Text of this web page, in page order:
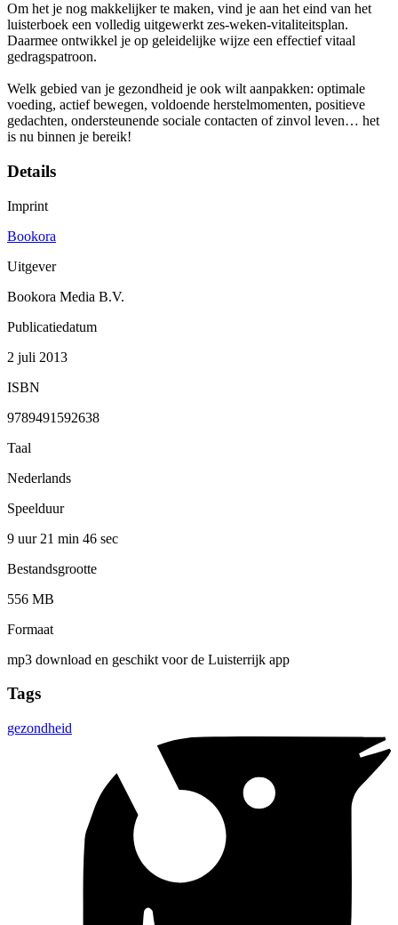
Om het je nog makkelijker te maken, vind je aan het eind van het
luisterboek een volledig uitgewerkt zes-weken-vitaliteitsplan.
Daarmee ontwikkel je op geleidelijke wijze een effectief vitaal
gedragspatroon.
Welk gebied van je gezondheid je ook wilt aanpakken: optimale
voeding, actief bewegen, voldoende herstelmomenten, positieve
gedachten, onder­steunende sociale contacten of zinvol leven… het
is nu binnen je bereik!
Details
Imprint
Bookora
Uitgever
Bookora Media B.V.
Publicatiedatum
2 juli 2013
ISBN
9789491592638
Taal
Nederlands
Speelduur
9 uur 21 min 46 sec
Bestandsgrootte
556 MB
Formaat
mp3 download en geschikt voor de Luisterrijk app
Tags
gezondheid